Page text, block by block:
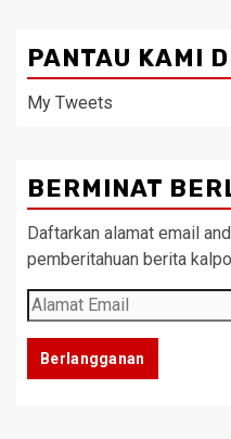
PANTAU KAMI
My Tweets
BERMINAT
Daftarkan alamat email
pemberitahuan berita
Alamat
Email
Berlangganan